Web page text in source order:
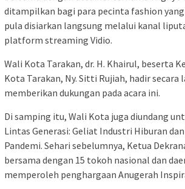
ditampilkan bagi para pecinta fashion
pula disiarkan langsung melalui kanal
platform streaming Vidio.
Wali Kota Tarakan, dr. H. Khairul, beserta
Kota Tarakan, Ny. Sitti Rujiah, hadir secara
memberikan dukungan pada acara ini.
Di samping itu, Wali Kota juga diundang
Lintas Generasi: Geliat Industri Hiburan
Pandemi. Sehari sebelumnya, Ketua
bersama dengan 15 tokoh nasional dan
memperoleh penghargaan Anugerah